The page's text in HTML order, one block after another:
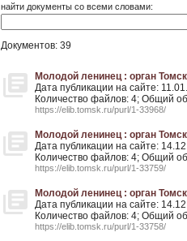
найти документы со всеми словами:
Документов: 39
Молодой ленинец : орган
Дата публикации на сайте:
Количество файлов: 4; Общий
https://elib.tomsk.ru/purl/1-33968/
Молодой ленинец : орган
Дата публикации на сайте:
Количество файлов: 4; Общий
https://elib.tomsk.ru/purl/1-33759/
Молодой ленинец : орган
Дата публикации на сайте:
Количество файлов: 4; Общий
https://elib.tomsk.ru/purl/1-33758/